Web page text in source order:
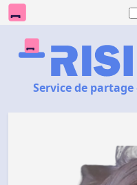
Service de